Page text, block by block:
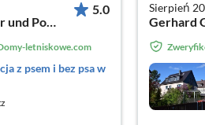
Mandy, Roman, Oscar und Poncho K. z Eislingen
5.0
letniskowe.com
z psem i bez psa w
Sierpień
Gerhard